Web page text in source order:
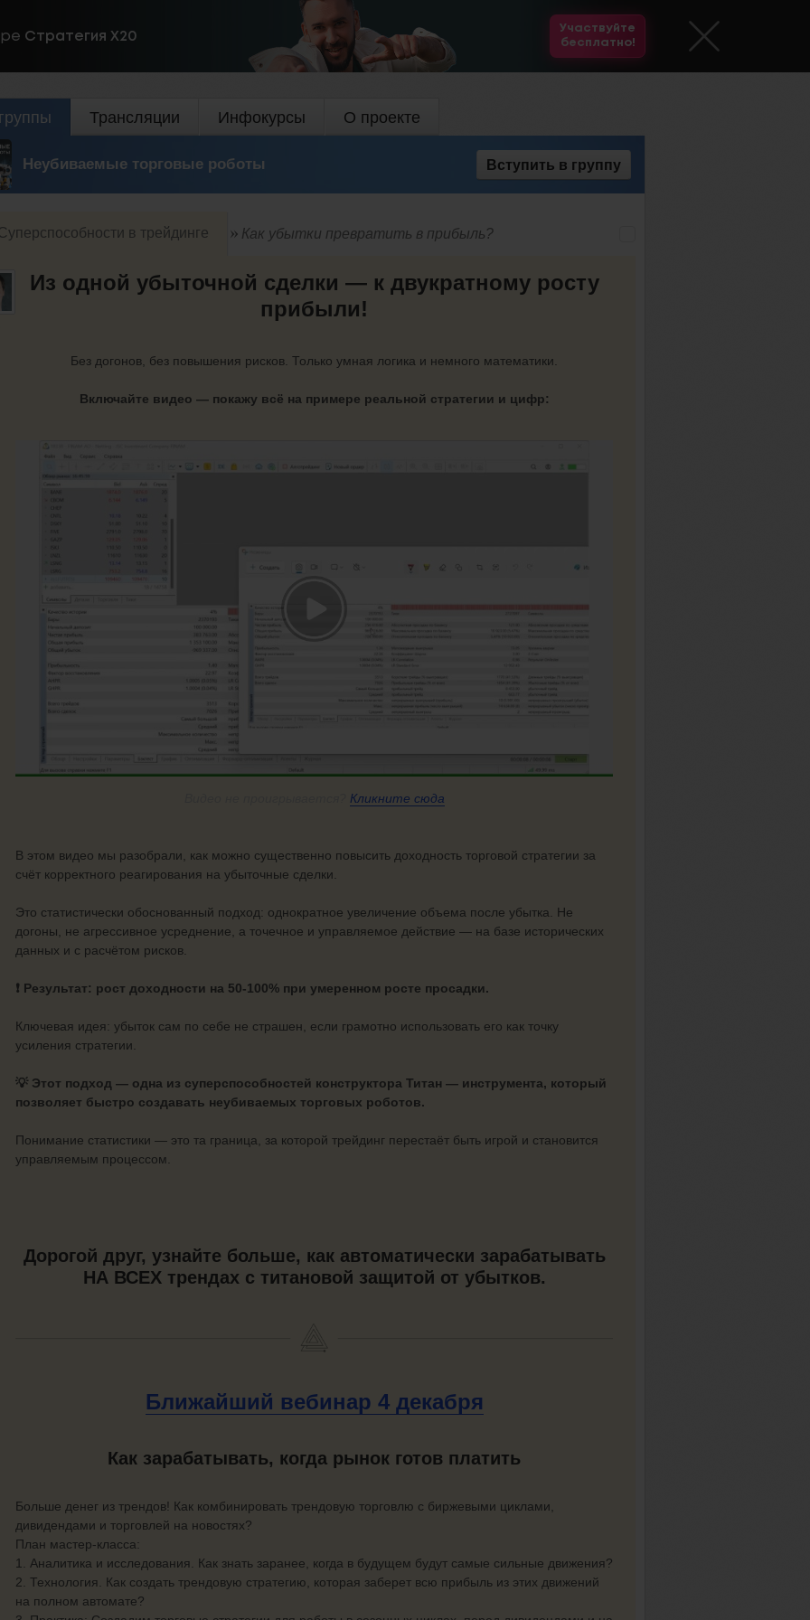
Стратегия Х20
Участвуйте
бесплатно!
Трансляции Инфокурсы О проекте
Неубиваемые торговые роботы Вступить в группу
в трейдинге Как убытки превратить в прибыль?
Из одной убыточной сделки — к двукратному росту
прибыли!
Без догонов, без повышения рисков. Только умная логика и немного математики.
Включайте видео — покажу всё на примере реальной стратегии и цифр:
Кликните сюда
В этом видео мы разобрали, как можно существенно повысить доходность торговой стратегии за
счёт корректного реагирования на убыточные сделки.
Это статистически обоснованный подход: однократное увеличение объема после убытка. Не
догоны, не агрессивное усреднение, а точечное и управляемое действие — на базе исторических
данных и с расчётом рисков.
❗ Результат: рост доходности на 50-100% при умеренном росте просадки.
Ключевая идея: убыток сам по себе не страшен, если грамотно использовать его как точку
усиления стратегии.
💡 Этот подход — одна из суперспособностей конструктора Титан — инструмента, который
позволяет быстро создавать неубиваемых торговых роботов.
Понимание статистики — это та граница, за которой трейдинг перестаёт быть игрой и становится
управляемым процессом.
Дорогой друг, узнайте больше, как автоматически зарабатывать
НА ВСЕХ трендах с титановой защитой от убытков.
Ближайший вебинар 4 декабря
Как зарабатывать, когда рынок готов платить
Больше денег из трендов! Как комбинировать трендовую торговлю с биржевыми циклами,
дивидендами и торговлей на новостях?
План мастер-класса:
1. Аналитика и исследования. Как знать заранее, когда в будущем будут самые сильные движения?
2. Технология. Как создать трендовую стратегию, которая заберет всю прибыль из этих движений
на полном автомате?